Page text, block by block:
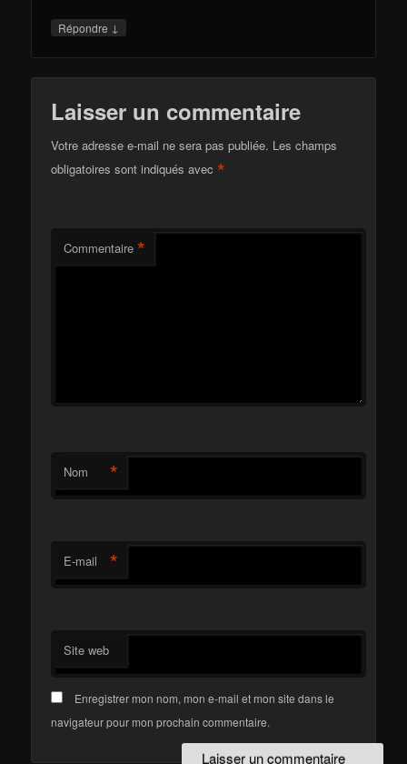
Répondre ↓
Laisser un commentaire
Votre adresse e-mail ne sera pas publiée. Les champs
obligatoires sont indiqués avec*
Commentaire *
Nom *
E-mail *
Site web
Enregistrer mon nom, mon e-mail et mon site dans le
navigateur pour mon prochain commentaire.